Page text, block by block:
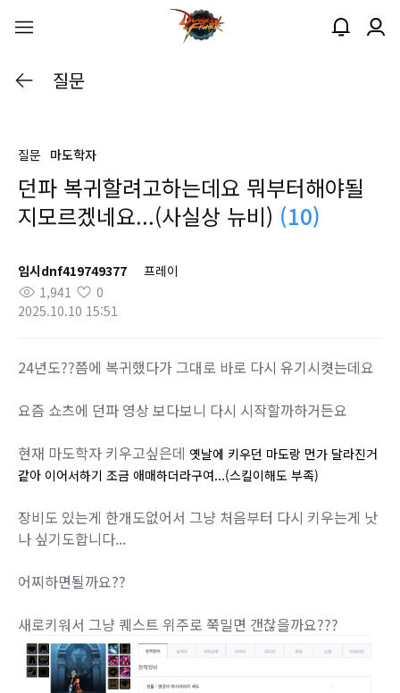
질문
질문 마도학자
던파 복귀할려고하는데요 뭐부터해야될
지모르겠네요...(사실상 뉴비) (10)
임시dnf419749377
프레이
1,941
0
2025.10.10 15:51
24년도??쯤에 복귀했다가 그대로 바로 다시 유기시켯는데요
요즘 쇼츠에 던파 영상 보다보니 다시 시작할까하거든요
현재 마도학자 키우고싶은데 옛날에 키우던 마도랑 먼가 달라진거
같아 이어서하기 조금 애매하더라구여...(스킬이해도 부족)
장비도 있는게 한개도없어서 그냥 처음부터 다시 키우는게 낫
나 싶기도합니다...
어찌하면될까요??
새로키워서 그냥 퀘스트 위주로 쭉밀면 갠찮을까요???